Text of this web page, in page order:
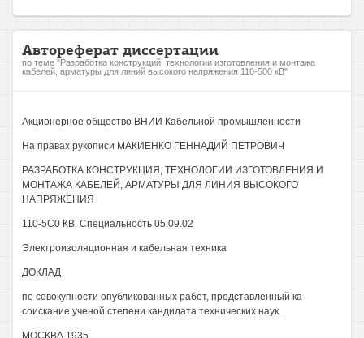
Автореферат диссертации
по теме "Разработка конструкций, технологии изготовления и монтажа
кабелей, арматуры для линий высокого напряжения 110-500 кВ"
Акционерное общество ВНИИ Кабельной промышленности
На правах рукописи МАКИЕНКО ГЕННАДИЙ ПЕТРОВИЧ
РАЗРАБОТКА КОНСТРУКЦИЯ, ТЕХНОЛОГИИ ИЗГОТОВЛЕНИЯ И
МОНТАЖА КАБЕЛЕЙ, АРМАТУРЫ ДЛЯ ЛИНИЯ ВЫСОКОГО
НАПРЯЖЕНИЯ
110-5С0 КВ. Специальность 05.09.02
Электроизоляционная и кабельная техника
ДОКЛАД
по совокупности опубликованных работ, представленный ка
соискание ученой степени кандидата технических наук.
МОСКВА 1935